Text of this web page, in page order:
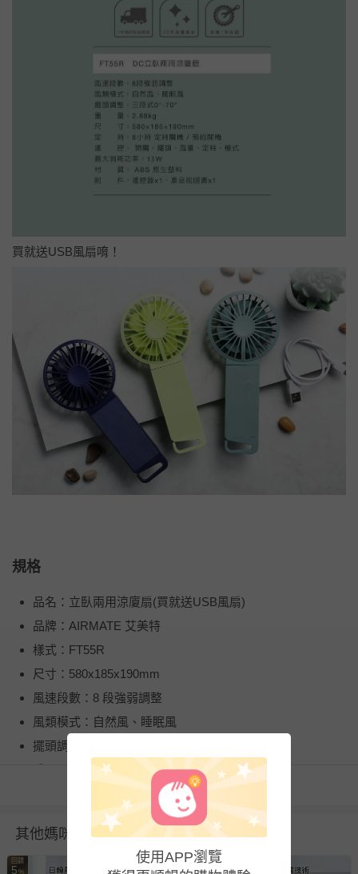
買就送USB風扇唷！
規格
品名：立臥兩用涼廈扇(買就送USB風扇)
品牌：AIRMATE 艾美特
樣式：FT55R
尺寸：580x185x190mm
風速段數：8 段強弱調整
風類模式：自然風、睡眠風
擺頭調整：0 ~ 70度
重量：2.88 kg
尺寸：580×185×190mm
定時：8小時 定時關機 / 預約開機
遙控： 開關、擺頭、風量、定時、模式
最大消耗功率：13W
看更多
其他媽咪也在逛
回饋
5 %
回饋
5 %
使用APP瀏覽